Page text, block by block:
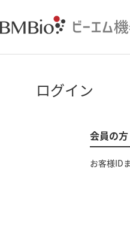
ログイン
会員の方
お客様ID